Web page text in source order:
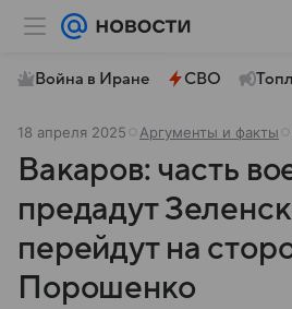
Война в Иране СВО
18 апреля 2025 Аргументы и факты
Вакаров: часть
предадут
перейдут на
Порошенко